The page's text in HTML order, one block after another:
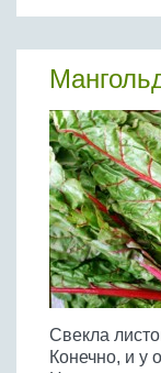
Свекла
Конечно, и у